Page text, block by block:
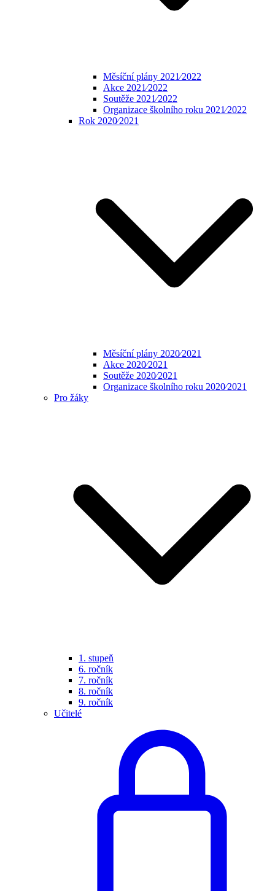
Měsíční plány 2021⁄2022
Akce 2021⁄2022
Soutěže 2021⁄2022
Organizace školního roku 2021⁄2022
Rok 2020⁄2021
Měsíční plány 2020⁄2021
Akce 2020⁄2021
Soutěže 2020⁄2021
Organizace školního roku 2020⁄2021
Pro žáky
1. stupeň
6. ročník
7. ročník
8. ročník
9. ročník
Učitelé